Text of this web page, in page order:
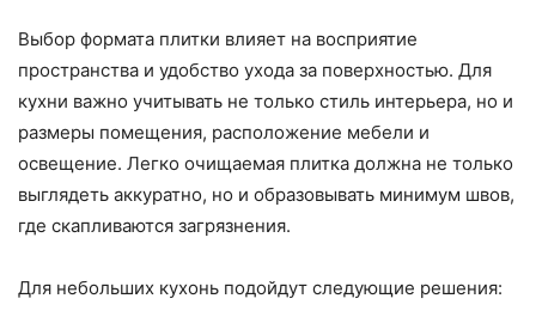
Выбор формата плитки влияет на восприятие
пространства и удобство ухода за поверхностью. Для
кухни важно учитывать не только стиль интерьера, но и
размеры помещения, расположение мебели и
освещение. Легко очищаемая плитка должна не только
выглядеть аккуратно, но и образовывать минимум швов,
где скапливаются загрязнения.
Для небольших кухонь подойдут следующие решения: